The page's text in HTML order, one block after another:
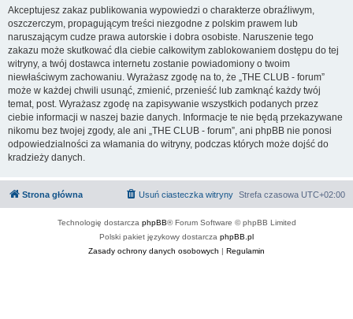
Akceptujesz zakaz publikowania wypowiedzi o charakterze obraźliwym,
oszczerczym, propagującym treści niezgodne z polskim prawem lub
naruszającym cudze prawa autorskie i dobra osobiste. Naruszenie tego
zakazu może skutkować dla ciebie całkowitym zablokowaniem dostępu do tej
witryny, a twój dostawca internetu zostanie powiadomiony o twoim
niewłaściwym zachowaniu. Wyrażasz zgodę na to, że „THE CLUB - forum”
może w każdej chwili usunąć, zmienić, przenieść lub zamknąć każdy twój
temat, post. Wyrażasz zgodę na zapisywanie wszystkich podanych przez
ciebie informacji w naszej bazie danych. Informacje te nie będą przekazywane
nikomu bez twojej zgody, ale ani „THE CLUB - forum”, ani phpBB nie ponosi
odpowiedzialności za włamania do witryny, podczas których może dojść do
kradzieży danych.
Strona główna Strefa czasowa UTC+02:00
Usuń ciasteczka witryny
Technologię dostarcza phpBB® Forum Software © phpBB Limited
Polski pakiet językowy dostarcza phpBB.pl
Zasady ochrony danych osobowych | Regulamin